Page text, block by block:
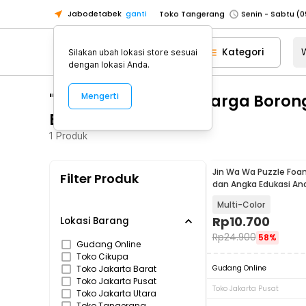
Jabodetabek ganti Toko Tangerang
Pick n Go Jakarta Barat
Senin -
Pick n Go Bekasi
Senin - Jumat
Pick n Go Depok
Senin - Jumat
Toko Tangerang
Pick n Go Jakarta Barat
Senin -
Pick n Go Bekasi
Senin - Jumat
Kategori
"WA 0812 2782 5310 Harga
Boyolali"
1 Produk
Filter Produk
Lokasi Barang
Gudang Online
Toko Cikupa
Toko Jakarta Barat
Toko Jakarta Pusat
Toko Jakarta Utara
Jin Wa Wa Puzzle
dan Angka Edukasi
Multi-Color
Rp10.700
Rp24.900 58%
Gudang Online
Toko Jakarta Pusat
Silakan ubah lokasi store sesuai
dengan lokasi Anda.
Mengerti